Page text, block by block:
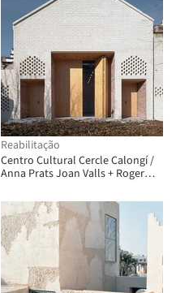
Reabilitação
Centro Cultural Cercle Calongí /
Anna Prats Joan Valls + Roger